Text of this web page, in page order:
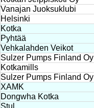
Vanajan Juoksuklubi
Helsinki
Kotka
Pyhtää
Vehkalahden Veikot
Sulzer Pumps Finland Oy
Kotkamills
Sulzer Pumps Finland Oy
XAMK
Dongwha Kotka